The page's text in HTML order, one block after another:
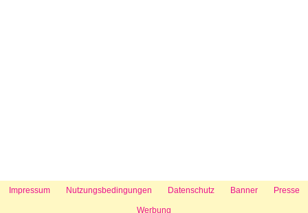
Impressum Nutzungsbedingungen Datenschutz Banner Presse
Werbung